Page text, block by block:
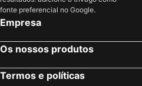
Sperlonga, Lazio Hotéis
Pomezia, Lazio Hotéis
Nápoles, Campanha Hotéis
Palermo, Sicília Hotéis
fonte preferencial no Google.
Empresa
Os nossos produtos
Termos e políticas